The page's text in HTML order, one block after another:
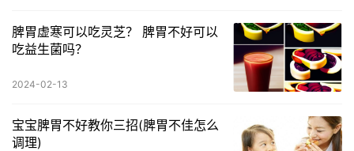
脾胃虚寒可以吃灵芝？ 脾胃不好可以
吃益生菌吗？
2024-02-13
宝宝脾胃不好教你三招(脾胃不佳怎么
调理)